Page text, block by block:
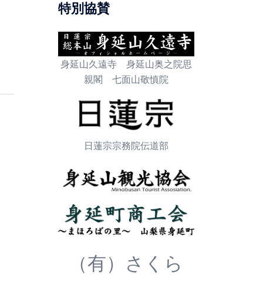
特別協賛
身延山久遠寺 身延山奥之院思
親閣 七面山敬慎院
日蓮宗宗務院伝道部
（有）さくら